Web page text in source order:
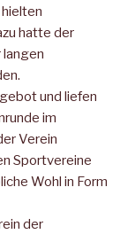
hatte der
und liefen
im
Verein
Sportvereine
Wohl in Form
der